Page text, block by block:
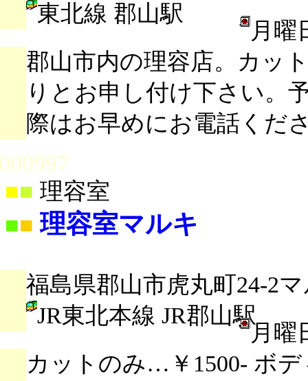
東北線 郡山駅
月曜
郡山市内の理容店。カッ
りとお申し付け下さい。
際はお早めにお電話くだ
■ 理容室
■■ 理容室マルキ
福島県郡山市虎丸町24-2
JR東北本線 JR郡山駅
月曜
カットのみ…￥1500- ボ